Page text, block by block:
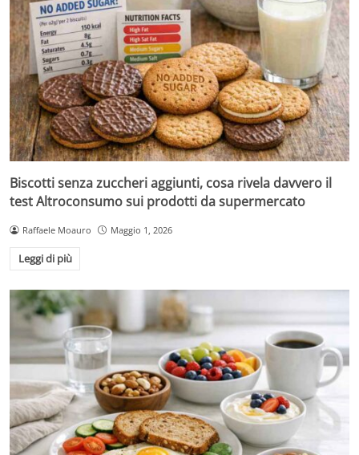
Biscotti senza zuccheri aggiunti, cosa rivela davvero il
test Altroconsumo sui prodotti da supermercato
Raffaele Moauro Maggio 1, 2026
Leggi di più